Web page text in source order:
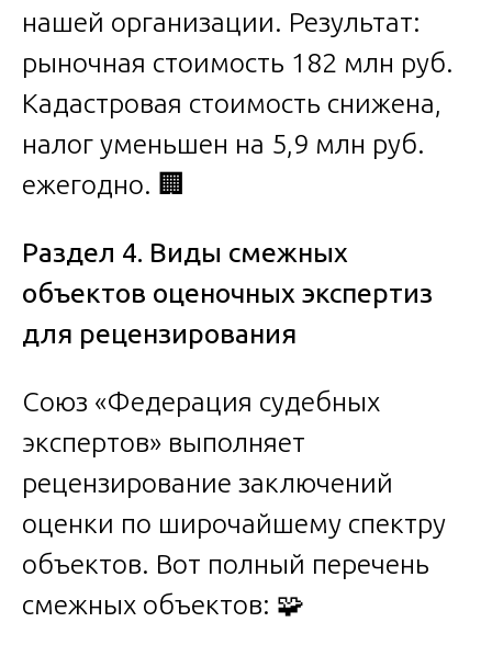
нашей организации. Результат:
рыночная стоимость 182 млн руб.
Кадастровая стоимость снижена,
налог уменьшен на 5,9 млн руб.
ежегодно. 🏢
Раздел 4. Виды смежных
объектов оценочных экспертиз
для рецензирования
Союз «Федерация судебных
экспертов» выполняет
рецензирование заключений
оценки по широчайшему спектру
объектов. Вот полный перечень
смежных объектов: 🧩